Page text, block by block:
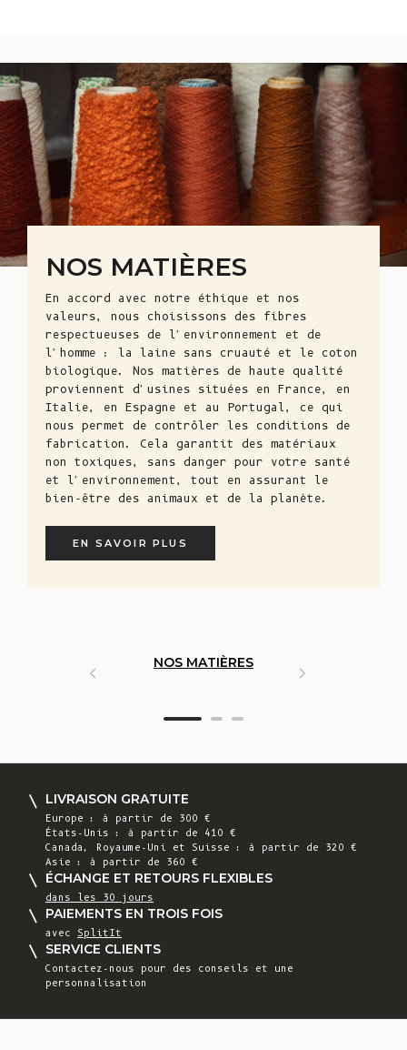
NOS MATIÈRES
En accord avec notre éthique et nos
valeurs, nous choisissons des fibres
respectueuses de l'environnement et de
l'homme : la laine sans cruauté et le coton
biologique. Nos matières de haute qualité
proviennent d'usines situées en France, en
Italie, en Espagne et au Portugal, ce qui
nous permet de contrôler les conditions de
fabrication. Cela garantit des matériaux
non toxiques, sans danger pour votre santé
et l'environnement, tout en assurant le
bien-être des animaux et de la planète.
EN SAVOIR PLUS
NOS MATIÈRES
LIVRAISON GRATUITE
Europe : à partir de 300 €
États-Unis : à partir de 410 €
Canada, Royaume-Uni et Suisse : à partir de 320 €
Asie : à partir de 360 €
ÉCHANGE ET RETOURS FLEXIBLES
dans les 30 jours
PAIEMENTS EN TROIS FOIS
avec SplitIt
SERVICE CLIENTS
Contactez-nous pour des conseils et une
personnalisation